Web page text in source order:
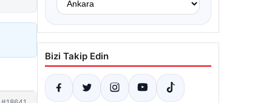
Bizi Takip Edin